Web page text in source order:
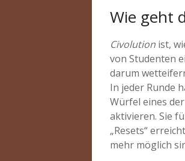
Wie geht
Civolution ist,
von Studenten
darum
In jeder Runde
Würfel eines
aktivieren. Sie
„Resets“
mehr möglich